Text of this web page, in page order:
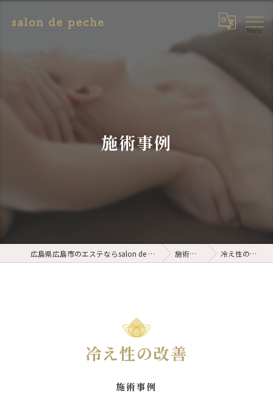
施術事例
広島県広島市のエステならsalon de peche 施術事例 冷え性の改善
施術事例
冷え性の改善